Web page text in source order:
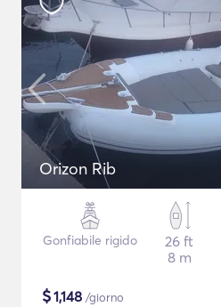
Orizon Rib
Gonfiabile rigido
26 ft
8 m
$1,148 /giorno